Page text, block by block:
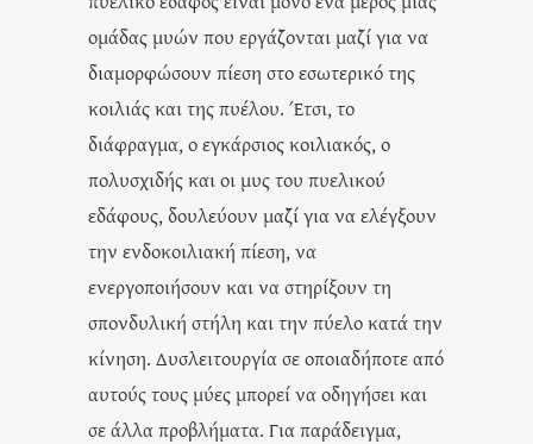
ομάδας μυών που εργάζονται μαζί για να
διαμορφώσουν πίεση στο εσωτερικό της
κοιλιάς και της πυέλου. Έτσι, το
διάφραγμα, ο εγκάρσιος κοιλιακός, ο
πολυσχιδής και οι μυς του πυελικού
εδάφους, δουλεύουν μαζί για να ελέγξουν
την ενδοκοιλιακή πίεση, να
ενεργοποιήσουν και να στηρίξουν τη
σπονδυλική στήλη και την πύελο κατά την
κίνηση. Δυσλειτουργία σε οποιαδήποτε από
αυτούς τους μύες μπορεί να οδηγήσει και
σε άλλα προβλήματα. Για παράδειγμα,